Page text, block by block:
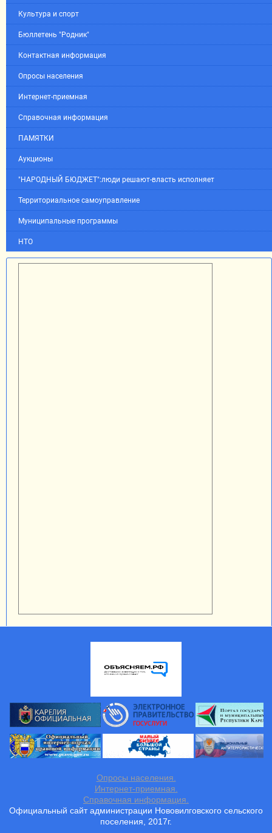
Культура и спорт
Бюллетень "Родник"
Контактная информация
Опросы населения
Интернет-приемная
Справочная информация
ПАМЯТКИ
Аукционы
"НАРОДНЫЙ БЮДЖЕТ":люди решают-власть исполняет
Территориальное самоуправление
Муниципальные программы
НТО
Опросы населения.
Интернет-приемная.
Справочная информация.
Официальный сайт администрации Нововилговского сельского
поселения, 2017г.